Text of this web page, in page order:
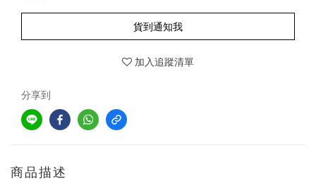
貨到通知我
加入追蹤清單
分享到
商品描述